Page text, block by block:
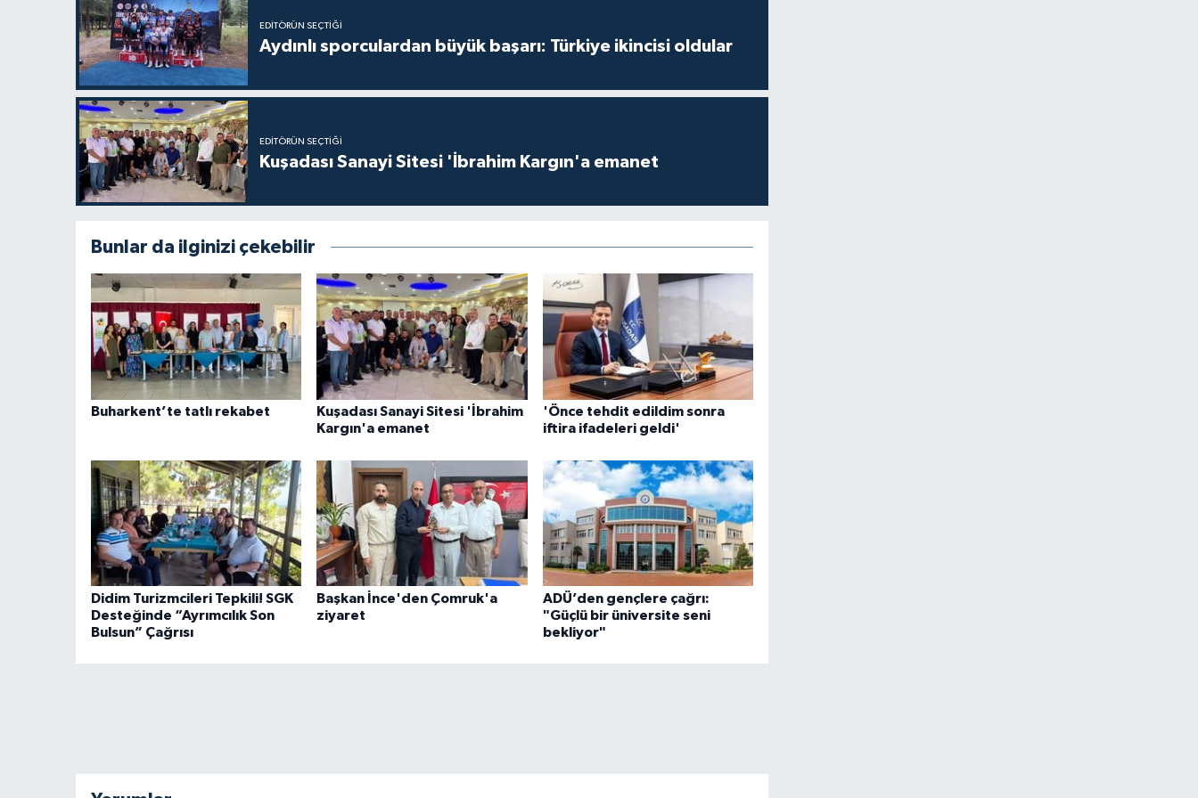
EDITÖRÜN SEÇTIĞI
Aydınlı sporculardan büyük başarı: Türkiye ikincisi oldular
EDITÖRÜN SEÇTIĞI
Kuşadası Sanayi Sitesi 'İbrahim Kargın'a emanet
Bunlar da ilginizi çekebilir
Buharkent’te tatlı rekabet
Kuşadası Sanayi Sitesi 'İbrahim
Kargın'a emanet
'Önce tehdit edildim sonra
iftira ifadeleri geldi'
Didim Turizmcileri Tepkili! SGK
Desteğinde “Ayrımcılık Son
Bulsun” Çağrısı
Başkan İnce'den Çomruk'a
ziyaret
ADÜ’den gençlere çağrı:
"Güçlü bir üniversite seni
bekliyor"